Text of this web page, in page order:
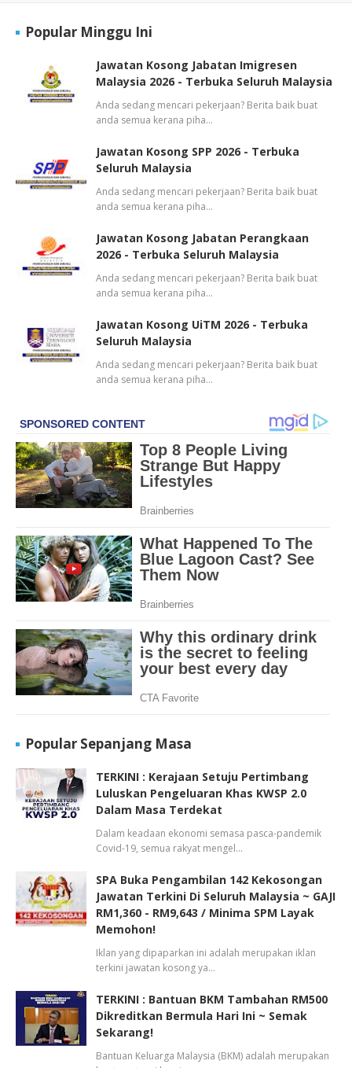
Popular Minggu Ini
Jawatan Kosong Jabatan Imigresen
Malaysia 2026 - Terbuka Seluruh Malaysia
Anda sedang mencari pekerjaan? Berita baik buat
anda semua kerana piha…
Jawatan Kosong SPP 2026 - Terbuka
Seluruh Malaysia
Anda sedang mencari pekerjaan? Berita baik buat
anda semua kerana piha…
Jawatan Kosong Jabatan Perangkaan
2026 - Terbuka Seluruh Malaysia
Anda sedang mencari pekerjaan? Berita baik buat
anda semua kerana piha…
Jawatan Kosong UiTM 2026 - Terbuka
Seluruh Malaysia
Anda sedang mencari pekerjaan? Berita baik buat
anda semua kerana piha…
Popular Sepanjang Masa
TERKINI : Kerajaan Setuju Pertimbang
Luluskan Pengeluaran Khas KWSP 2.0
Dalam Masa Terdekat
Dalam keadaan ekonomi semasa pasca-pandemik
Covid-19, semua rakyat mengel…
SPA Buka Pengambilan 142 Kekosongan
Jawatan Terkini Di Seluruh Malaysia ~ GAJI
RM1,360 - RM9,643 / Minima SPM Layak
Memohon!
Iklan yang dipaparkan ini adalah merupakan iklan
terkini jawatan kosong ya…
TERKINI : Bantuan BKM Tambahan RM500
Dikreditkan Bermula Hari Ini ~ Semak
Sekarang!
Bantuan Keluarga Malaysia (BKM) adalah merupakan